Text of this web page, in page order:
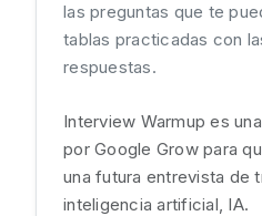
las preguntas que te
tablas practicadas con
respuestas.
Interview Warmup es
por Google Grow para
una futura entrevista de
inteligencia artificial, IA.